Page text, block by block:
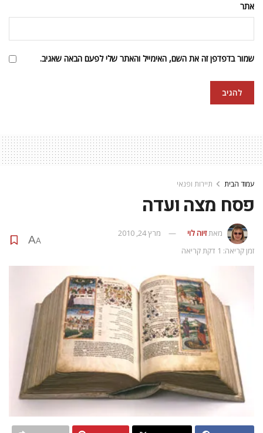
אתר
שמור בדפדפן זה את השם, האימייל והאתר שלי לפעם הבאה שאגיב.
עמוד הבית תיירות ופנאי
פסח מצה ועדה
מאתזיוה לוי
מרץ 24, 2010
זמן קריאה: 1 דקת קריאה
A
A